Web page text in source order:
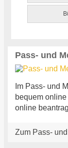
Pass- und
Im Pass- und
bequem
online
Zum Pass-